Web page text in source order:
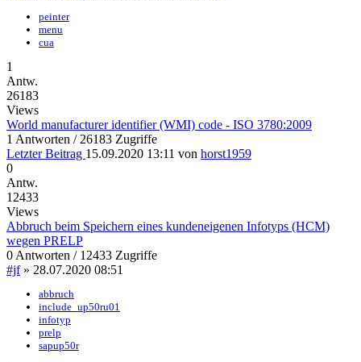
peinter
menu
cua
1
Antw.
26183
Views
World manufacturer identifier (WMI) code - ISO 3780:2009
1 Antworten / 26183 Zugriffe
Letzter Beitrag 15.09.2020 13:11 von horst1959
0
Antw.
12433
Views
Abbruch beim Speichern eines kundeneigenen Infotyps (HCM)
wegen PRELP
0 Antworten / 12433 Zugriffe
#jf» 28.07.2020 08:51
abbruch
include_up50ru01
infotyp
prelp
sapup50r